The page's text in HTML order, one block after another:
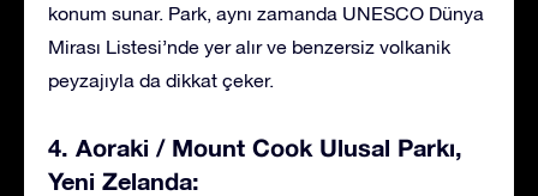
konum sunar. Park, aynı zamanda UNESCO Dünya
Mirası Listesi’nde yer alır ve benzersiz volkanik
peyzajıyla da dikkat çeker.
4. Aoraki / Mount Cook Ulusal Parkı,
Yeni Zelanda: